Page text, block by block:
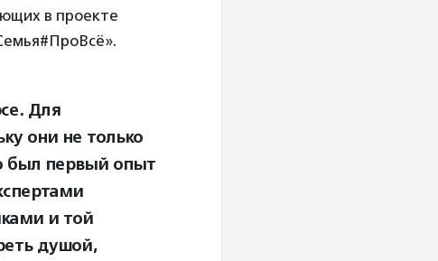
в проекте
Для
они не только
был первый опыт
и той
душой,